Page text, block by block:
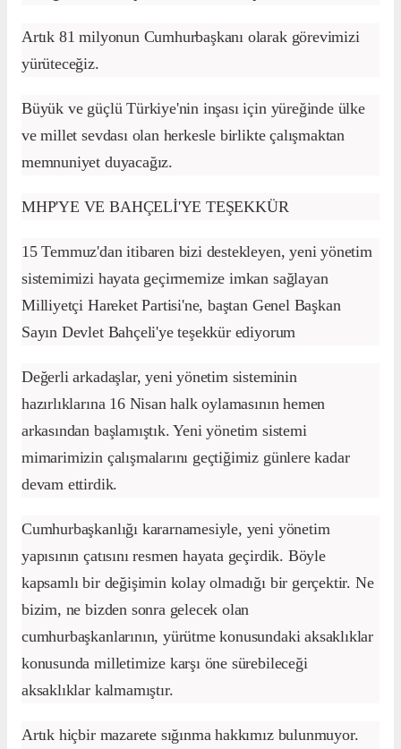
Artık 81 milyonun Cumhurbaşkanı olarak görevimizi
yürüteceğiz.
Büyük ve güçlü Türkiye'nin inşası için yüreğinde ülke
ve millet sevdası olan herkesle birlikte çalışmaktan
memnuniyet duyacağız.
MHP'YE VE BAHÇELİ'YE TEŞEKKÜR
15 Temmuz'dan itibaren bizi destekleyen, yeni yönetim
sistemimizi hayata geçirmemize imkan sağlayan
Milliyetçi Hareket Partisi'ne, baştan Genel Başkan
Sayın Devlet Bahçeli'ye teşekkür ediyorum
Değerli arkadaşlar, yeni yönetim sisteminin
hazırlıklarına 16 Nisan halk oylamasının hemen
arkasından başlamıştık. Yeni yönetim sistemi
mimarimizin çalışmalarını geçtiğimiz günlere kadar
devam ettirdik.
Cumhurbaşkanlığı kararnamesiyle, yeni yönetim
yapısının çatısını resmen hayata geçirdik. Böyle
kapsamlı bir değişimin kolay olmadığı bir gerçektir. Ne
bizim, ne bizden sonra gelecek olan
cumhurbaşkanlarının, yürütme konusundaki aksaklıklar
konusunda milletimize karşı öne sürebileceği
aksaklıklar kalmamıştır.
Artık hiçbir mazarete sığınma hakkımız bulunmuyor.